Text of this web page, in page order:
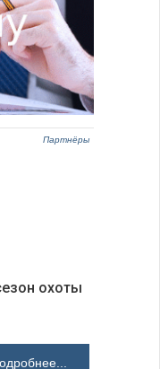
Партнёры
охоты